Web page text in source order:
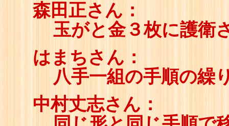
森田正さん：
玉がと金３枚に護衛
はまちさん：
八手一組の手順の繰
中村丈志さん：